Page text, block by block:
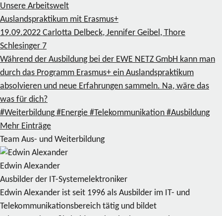
Unsere Arbeitswelt
Auslandspraktikum mit Erasmus+
19.09.2022 Carlotta Delbeck, Jennifer Geibel, Thore
Schlesinger 7
Während der Ausbildung bei der EWE NETZ GmbH kann man
durch das Programm Erasmus+ ein Auslandspraktikum
absolvieren und neue Erfahrungen sammeln. Na, wäre das
was für dich?
#Weiterbildung #Energie #Telekommunikation #Ausbildung
Mehr Einträge
Team Aus- und Weiterbildung
Edwin Alexander
Ausbilder der IT-Systemelektroniker
Edwin Alexander ist seit 1996 als Ausbilder im IT- und
Telekommunikationsbereich tätig und bildet